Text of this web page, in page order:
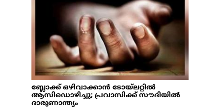
ബ്ലോക്ക് ഒഴിവാക്കാന്‍ ടോയ്‌ലറ്റില്‍
ആസിഡൊഴിച്ചു; പ്രവാസിക്ക് സൗദിയില്‍
ദാരുണാന്ത്യം